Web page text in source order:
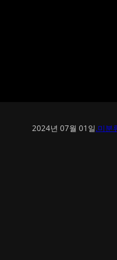
2024년 07월 01일.미분